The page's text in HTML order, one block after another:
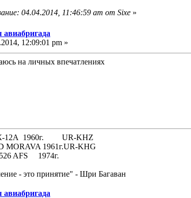
04.04.2014, 11:46:59 am от Sixe »
авиабригада
12:09:01 pm »
на личных впечатлениях
12А 1960г. UR-KHZ
1961г.UR-KHG
1974г.
- это принятие" - Шри Багаван
авиабригада